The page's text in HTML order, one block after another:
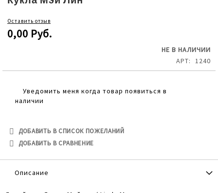
Оставить отзыв
0,00 Руб.
НЕ В НАЛИЧИИ
АРТ
1240
Уведомить меня когда товар появиться в
наличии
ДОБАВИТЬ В СПИСОК ПОЖЕЛАНИЙ
ДОБАВИТЬ В СРАВНЕНИЕ
beginning
of
the
Описание